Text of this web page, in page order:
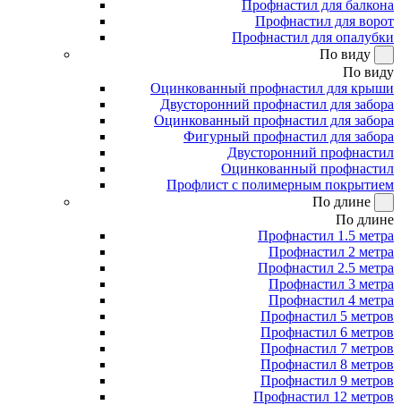
Профнастил для балкона
Профнастил для ворот
Профнастил для опалубки
По виду
По виду
Оцинкованный профнастил для крыши
Двусторонний профнастил для забора
Оцинкованный профнастил для забора
Фигурный профнастил для забора
Двусторонний профнастил
Оцинкованный профнастил
Профлист с полимерным покрытием
По длине
По длине
Профнастил 1.5 метра
Профнастил 2 метра
Профнастил 2.5 метра
Профнастил 3 метра
Профнастил 4 метра
Профнастил 5 метров
Профнастил 6 метров
Профнастил 7 метров
Профнастил 8 метров
Профнастил 9 метров
Профнастил 12 метров